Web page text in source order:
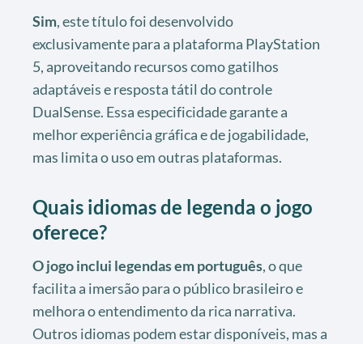
Sim, este título foi desenvolvido
exclusivamente para a plataforma PlayStation
5, aproveitando recursos como gatilhos
adaptáveis e resposta tátil do controle
DualSense. Essa especificidade garante a
melhor experiência gráfica e de jogabilidade,
mas limita o uso em outras plataformas.
Quais idiomas de legenda o jogo
oferece?
O jogo inclui legendas em português, o que
facilita a imersão para o público brasileiro e
melhora o entendimento da rica narrativa.
Outros idiomas podem estar disponíveis, mas a